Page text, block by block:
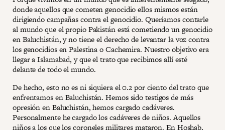
donde aquellos que cometen genocidio ellos mismos están
dirigiendo campañas contra el genocidio. Queríamos contarle
al mundo que el propio Pakistán está cometiendo un genocidio
en Baluchistán, y no tiene el derecho de levantar la voz contra
los genocidios en Palestina o Cachemira. Nuestro objetivo era
llegar a Islamabad, y que el trato que recibimos allí esté
delante de todo el mundo.
De hecho, esto no es ni siquiera el 0.2 por ciento del trato que
enfrentamos en Baluchistán. Hemos sido testigos de más
opresión en Baluchistán, hemos cargado cadáveres.
Personalmente he cargado los cadáveres de niños. Aquellos
niños a los que los coroneles militares mataron. En Hoshab,